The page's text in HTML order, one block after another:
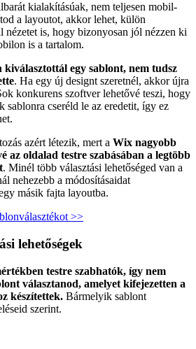
kialakításúak, nem teljesen mobil-
a layoutot, akkor lehet, külön
nézetet is, hogy bizonyosan jól nézzen ki
is a tartalom.
kiválasztottál egy sablont, nem tudsz
. Ha egy új designt szeretnél, akkor újra
konkurens szoftver lehetővé teszi, hogy
sablonra cseréld le az eredetit, így ez
azért létezik, mert a Wix nagyobb
az oldalad testre szabásában a legtöbb
. Minél több választási lehetőséged van a
nehezebb a módosításaidat
másik fajta layoutba.
>>
lehetőségek
testre szabhatók, így nem
választanod, amelyet kifejezetten a
készítettek. Bármelyik sablont
szerint.